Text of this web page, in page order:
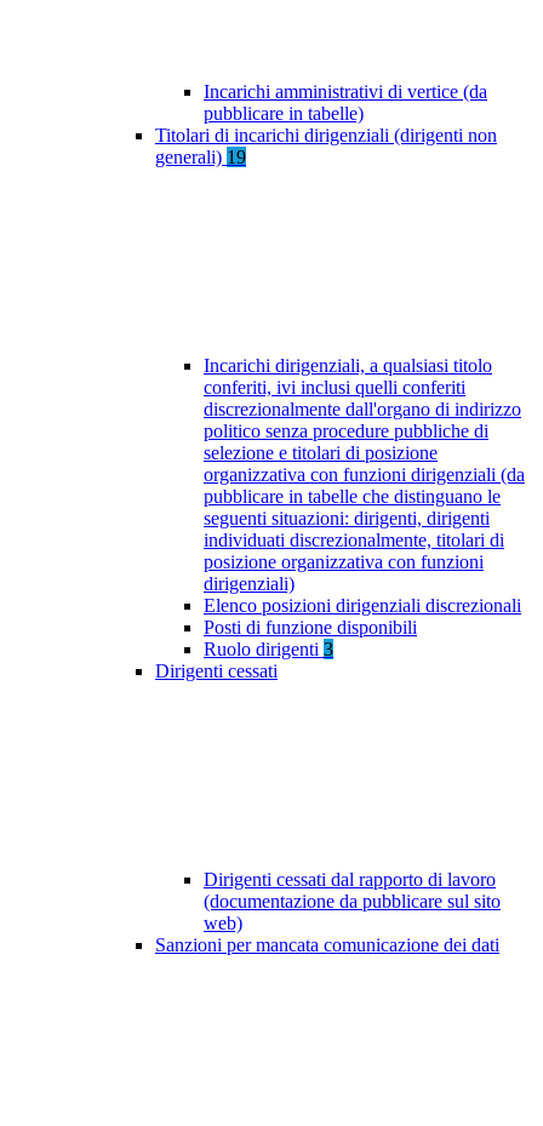
Incarichi amministrativi di vertice (da
pubblicare in tabelle)
Titolari di incarichi dirigenziali (dirigenti non
generali) 19
Incarichi dirigenziali, a qualsiasi titolo
conferiti, ivi inclusi quelli conferiti
discrezionalmente dall'organo di indirizzo
politico senza procedure pubbliche di
selezione e titolari di posizione
organizzativa con funzioni dirigenziali (da
pubblicare in tabelle che distinguano le
seguenti situazioni: dirigenti, dirigenti
individuati discrezionalmente, titolari di
posizione organizzativa con funzioni
dirigenziali)
Elenco posizioni dirigenziali discrezionali
Posti di funzione disponibili
Ruolo dirigenti 3
Dirigenti cessati
Dirigenti cessati dal rapporto di lavoro
(documentazione da pubblicare sul sito
web)
Sanzioni per mancata comunicazione dei dati